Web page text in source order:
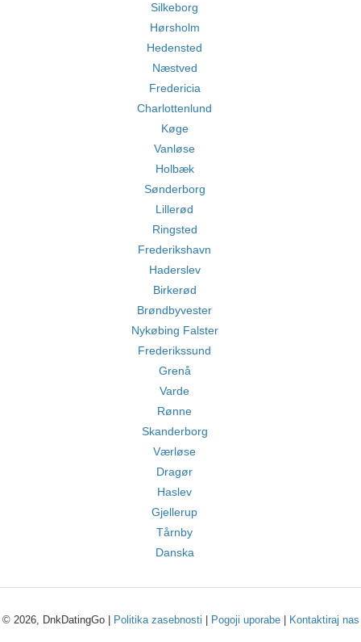
Silkeborg
Hørsholm
Hedensted
Næstved
Fredericia
Charlottenlund
Køge
Vanløse
Holbæk
Sønderborg
Lillerød
Ringsted
Frederikshavn
Haderslev
Birkerød
Brøndbyvester
Nykøbing Falster
Frederikssund
Grenå
Varde
Rønne
Skanderborg
Værløse
Dragør
Haslev
Gjellerup
Tårnby
Danska
© 2026, DnkDatingGo | Politika zasebnosti Pogoji uporabe| Kontaktiraj nas